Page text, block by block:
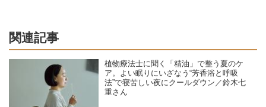
関連記事
植物療法士に聞く「精油」で整う夏のケ
ア。よい眠りにいざなう“芳香浴と呼吸
法”で寝苦しい夜にクールダウン／鈴木七
重さん